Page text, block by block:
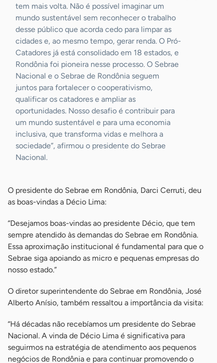
tem mais volta. Não é possível imaginar um
mundo sustentável sem reconhecer o trabalho
desse público que acorda cedo para limpar as
cidades e, ao mesmo tempo, gerar renda. O Pró-
Catadores já está consolidado em 18 estados, e
Rondônia foi pioneira nesse processo. O Sebrae
Nacional e o Sebrae de Rondônia seguem
juntos para fortalecer o cooperativismo,
qualificar os catadores e ampliar as
oportunidades. Nosso desafio é contribuir para
um mundo sustentável e para uma economia
inclusiva, que transforma vidas e melhora a
sociedade”, afirmou o presidente do Sebrae
Nacional.
O presidente do Sebrae em Rondônia, Darci Cerruti, deu
as boas-vindas a Décio Lima:
“Desejamos boas-vindas ao presidente Décio, que tem
sempre atendido às demandas do Sebrae em Rondônia.
Essa aproximação institucional é fundamental para que o
Sebrae siga apoiando as micro e pequenas empresas do
nosso estado.”
O diretor superintendente do Sebrae em Rondônia, José
Alberto Anísio, também ressaltou a importância da visita:
“Há décadas não recebíamos um presidente do Sebrae
Nacional. A vinda de Décio Lima é significativa para
seguirmos na estratégia de atendimento aos pequenos
negócios de Rondônia e para continuar promovendo o